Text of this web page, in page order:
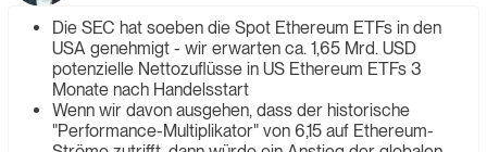
Die SEC hat soeben die Spot Ethereum ETFs in den
USA genehmigt - wir erwarten ca. 1,65 Mrd. USD
potenzielle Nettozuflüsse in US Ethereum ETFs 3
Monate nach Handelsstart
Wenn wir davon ausgehen, dass der historische
"Performance-Multiplikator" von 6,15 auf Ethereum-